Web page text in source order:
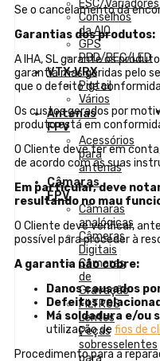
ESC/Variadores
Conselhos
da AIO
GPS
PBD/BEC/LED
VTX-VRX
Pigtail
Vários
Antenas
FPV
Acessórios
para
antenas
Câmaras
FPV
Câmaras
analógicas
Câmeras
Digitais
Câmaras
de
Gravação
FILTROS
Lentes
Peças
sobresselentes
para
Se o cancelamento da
Garantias dos produtos:
A IHA, SL garante os
garantia mas geridas pelo
que o defeito de
Os custos gerados por
produto está em
O Cliente deve ter em
de acordo com as suas
Em particular, deve
resultando no mau
O Cliente deve verificar,
possível para proceder à
A garantia não cobre:
Danos causados
Defeitos
Má soldadura e/
utilização de fios de
Procedimento para a